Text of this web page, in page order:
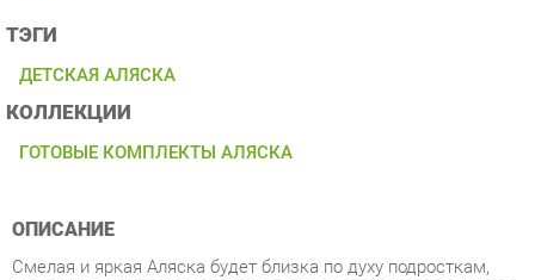
ГОТОВЫЕ КОМПЛЕКТЫ АЛЯСКА
ОПИСАНИЕ
жаждущим выразить свободу своих мыслей и стремящихся
к независимости. Особенность коллекции это стильный
контраст белого и серого цветов. Акценты на четких линиях,